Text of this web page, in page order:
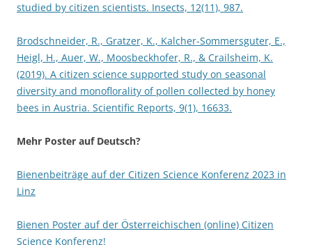
studied by citizen scientists. Insects, 12(11), 987.
Brodschneider, R., Gratzer, K., Kalcher-Sommersguter, E.,
Heigl, H., Auer, W., Moosbeckhofer, R., & Crailsheim, K.
(2019). A citizen science supported study on seasonal
diversity and monoflorality of pollen collected by honey
bees in Austria. Scientific Reports, 9(1), 16633.
Mehr Poster auf Deutsch?
Bienenbeiträge auf der Citizen Science Konferenz 2023 in
Linz
Bienen Poster auf der Österreichischen (online) Citizen
Science Konferenz!